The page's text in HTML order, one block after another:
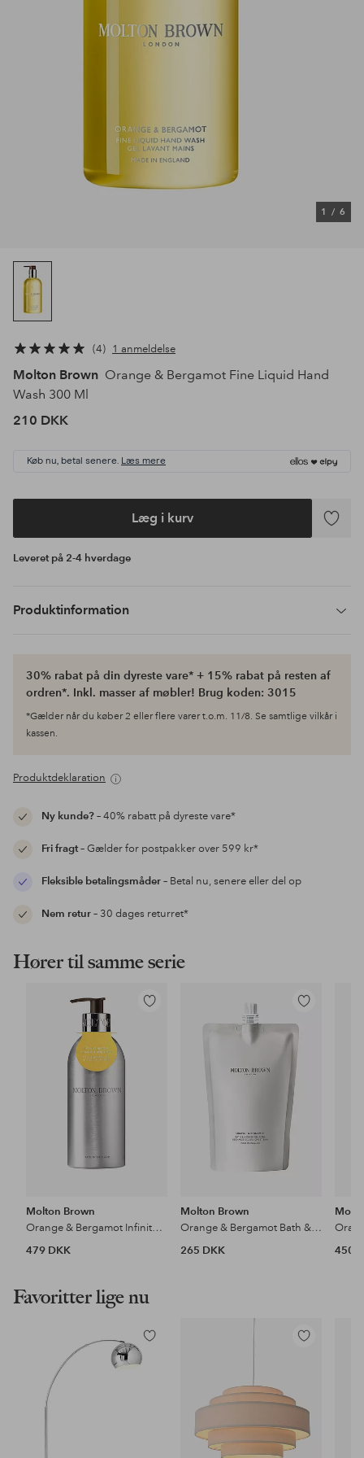
1 / 6
4 1 anmeldelse
Molton Brown Orange & Bergamot Fine Liquid Hand
Wash 300 Ml
210 DKK
Køb nu, betal senere. Læs mere
Læg i kurv
Tilføj
Leveret på 2-4 hverdage
Produktinformation
30% rabat på din dyreste vare* + 15% rabat på resten af
ordren*. Inkl. masser af møbler! Brug koden: 3015
*Gælder når du køber 2 eller flere varer t.o.m. 11/8. Se samtlige vilkår i
kassen.
Produktdeklaration
Ny kunde?– 40% rabatt på dyreste vare*
Fri fragt– Gælder for postpakker over 599 kr*
Fleksible betalingsmåder– Betal nu, senere eller del op
Nem retur– 30 dages returret*
Hører til samme serie
Tilføj
Molton Brown
Orange & Bergamot Infinite Bath & Shower Gel 400 Ml
479 DKK
Tilføj
til
favoritter
Molton Brown
Orange & Bergamot Bath & Shower Gel Refill Pouch 400 Ml
265 DKK
450
Favoritter lige nu
Tilføj
til
Tilføj